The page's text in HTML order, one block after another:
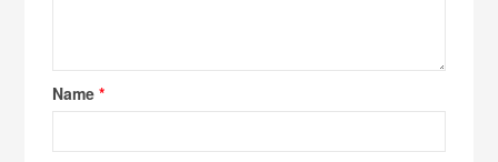
Name*